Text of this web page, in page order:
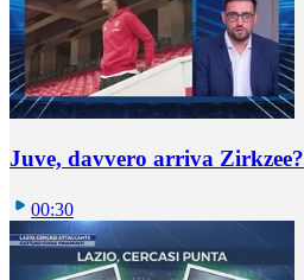
Juve, davvero arriva Zirkzee?
00:30